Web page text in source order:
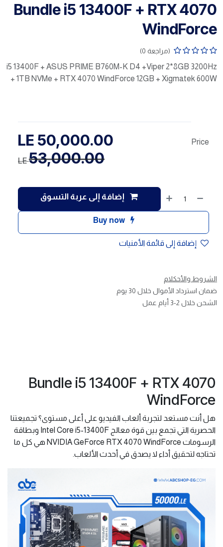
Bundle i5 13400F + RTX 4070
WindForce
(مراجعة 0)
i5 13400F + ASUS PRIME B760M-K D4 +Viper 2*8GB 3200Hz
+ 1TB NVMe + RTX 4070 WindForce 12GB + Xigmatek 600W
إضافة إلى عربة التسوق
Buy now
إضافة إلى قائمة الأمنيات
Price
50,000.00
53,000.00
LE
الشروط والأحكلام
ضمان استرداد الأموال خلال 30 يوم
الشحن خلال 2-3 أيام عمل
Bundle i5 13400F + RTX 4070
WindForce
هل أنت مستعد لتجربة ألعاب الفيديو على أعلى مستوى؟ تجميعتنا
الحصرية التي تجمع بين قوة معالج Intel Core i5-13400F وبطاقة
الرسومات NVIDIA GeForce RTX 4070 WindForce هي كل ما
تحتاجه لتحقيق أداء لا يصدق في أحدث الألعاب.